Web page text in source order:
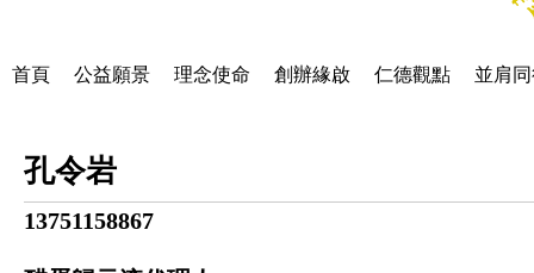
首頁 公益願景 理念使命 創辦緣啟 仁德觀點 並肩
孔令岩
13751158867